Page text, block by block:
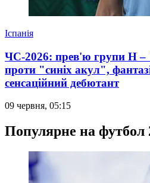
Іспанія
ЧС-2026: прев'ю групи Н –
проти "синіх акул",
сенсаційний дебютант
09 червня, 05:15
Популярне на футбол